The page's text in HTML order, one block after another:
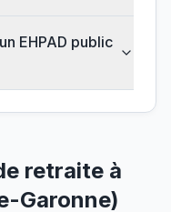
retraite à
Garonne)